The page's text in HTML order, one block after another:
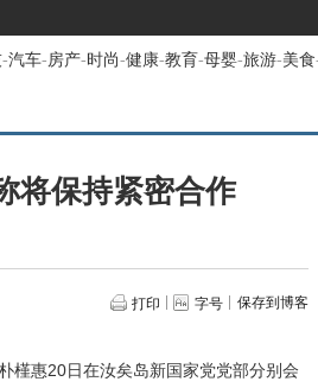
-汽车-房产-时尚-健康-教育-母婴-旅游-美食
将保持紧密合作
打印 字号 保存到博客
惠20日在汝矣岛新国家党党部分别会